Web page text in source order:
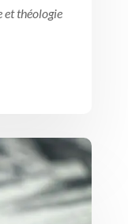
et théologie